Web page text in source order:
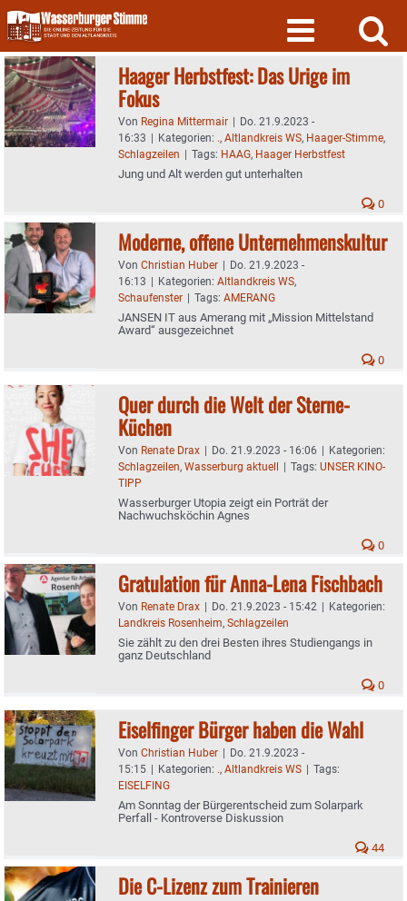
Skip
to
content
Haager Herbstfest: Das Urige im
Fokus
Von Regina Mittermair | Do. 21.9.2023 -
16:33 | Kategorien: ., Altlandkreis WS, Haager-Stimme,
Schlagzeilen | Tags: HAAG, Haager Herbstfest
Jung und Alt werden gut unterhalten
0
Moderne, offene Unternehmenskultur
Von Christian Huber | Do. 21.9.2023 -
16:13 | Kategorien: Altlandkreis WS,
Schaufenster | Tags: AMERANG
JANSEN IT aus Amerang mit „Mission Mittelstand
Award“ ausgezeichnet
0
Quer durch die Welt der Sterne-
Küchen
Von Renate Drax | Do. 21.9.2023 - 16:06 | Kategorien:
Schlagzeilen, Wasserburg aktuell | Tags: UNSER KINO-
TIPP
Wasserburger Utopia zeigt ein Porträt der
Nachwuchsköchin Agnes
0
Gratulation für Anna-Lena Fischbach
Von Renate Drax | Do. 21.9.2023 - 15:42 | Kategorien:
Landkreis Rosenheim, Schlagzeilen
Sie zählt zu den drei Besten ihres Studiengangs in
ganz Deutschland
0
Eiselfinger Bürger haben die Wahl
Von Christian Huber | Do. 21.9.2023 -
15:15 | Kategorien: ., Altlandkreis WS | Tags:
EISELFING
Am Sonntag der Bürgerentscheid zum Solarpark
Perfall - Kontroverse Diskussion
44
Die C-Lizenz zum Trainieren